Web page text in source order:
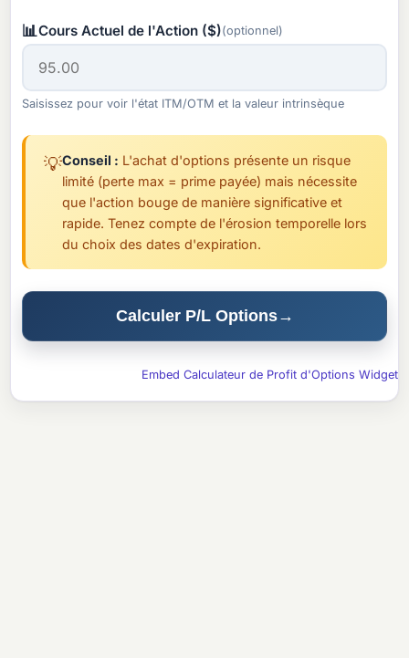
📊Cours Actuel de l'Action ($)(optionnel)
Saisissez pour voir l'état ITM/OTM et la valeur intrinsèque
💡Conseil : L'achat d'options présente un risque
limité (perte max = prime payée) mais nécessite
que l'action bouge de manière significative et
rapide. Tenez compte de l'érosion temporelle lors
du choix des dates d'expiration.
Calculer P/L Options→
Embed Calculateur de Profit d'Options Widget